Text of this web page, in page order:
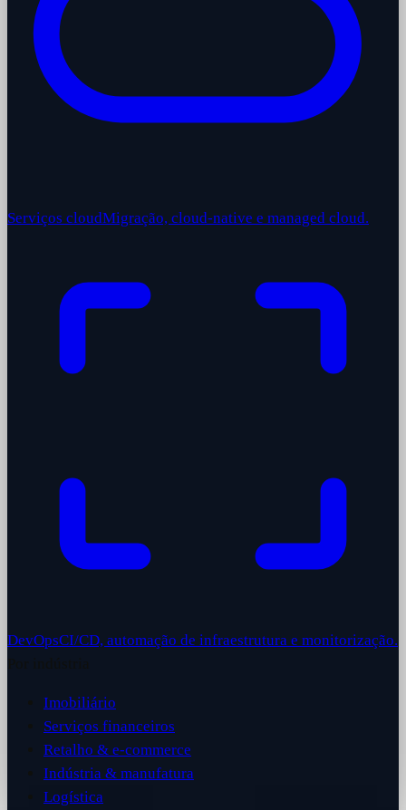
Serviços cloudMigração, cloud-native e managed cloud.
DevOpsCI/CD, automação de infraestrutura e monitorização.
Imobiliário
Serviços financeiros
Retalho & e-commerce
Indústria & manufatura
Logística